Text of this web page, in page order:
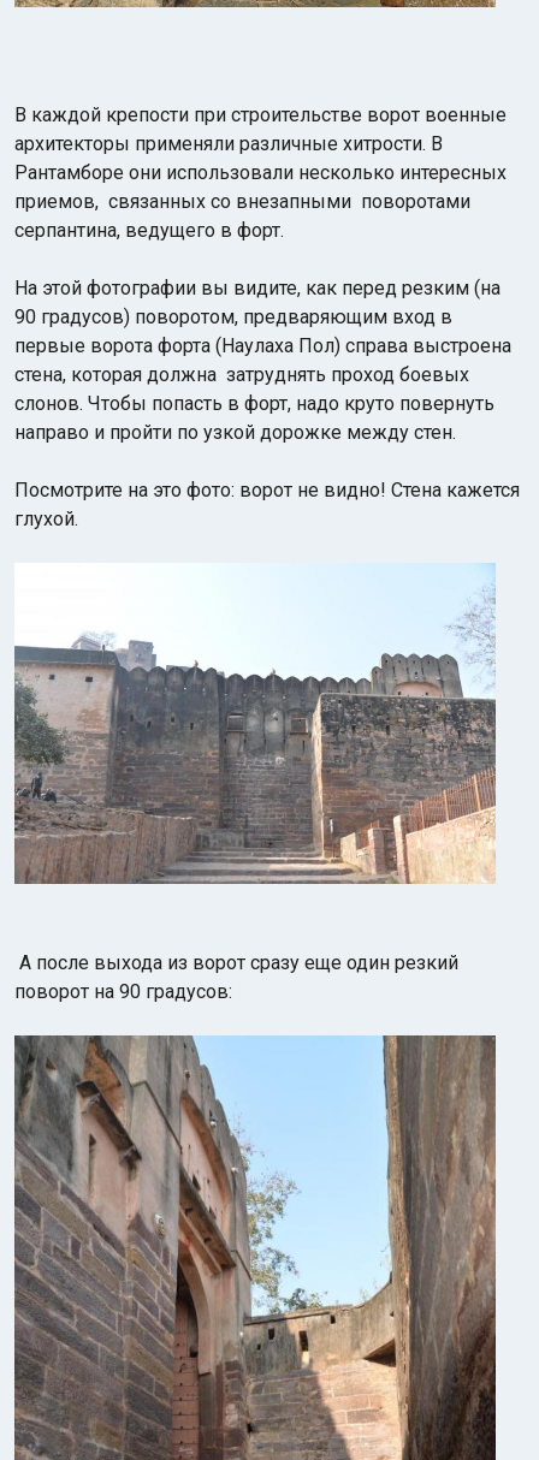
В каждой крепости при строительстве ворот военные
архитекторы применяли различные хитрости. В
Рантамборе они использовали несколько интересных
приемов, связанных со внезапными поворотами
серпантина, ведущего в форт.
На этой фотографии вы видите, как перед резким (на
90 градусов) поворотом, предваряющим вход в
первые ворота форта (Наулаха Пол) справа выстроена
стена, которая должна затруднять проход боевых
слонов. Чтобы попасть в форт, надо круто повернуть
направо и пройти по узкой дорожке между стен.
Посмотрите на это фото: ворот не видно! Стена кажется
глухой.
А после выхода из ворот сразу еще один резкий
поворот на 90 градусов: